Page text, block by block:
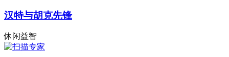
汉特与胡克先锋
休闲益智